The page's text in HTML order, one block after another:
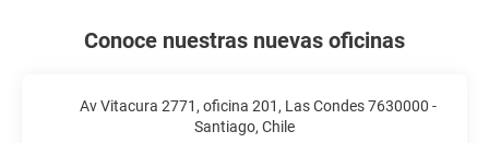
Conoce nuestras nuevas oficinas
Av Vitacura 2771, oficina 201, Las Condes 7630000 -
Santiago, Chile